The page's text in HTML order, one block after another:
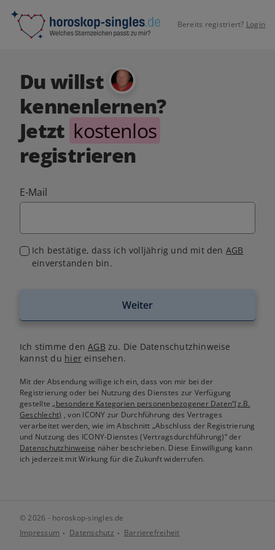
Bereits registriert? Login
Du willst
kennenlernen?
Jetzt kostenlos
registrieren
E-Mail
Ich bestätige, dass ich volljährig und mit den AGB
einverstanden bin.
Weiter
Ich stimme denAGB zu. Die Datenschutzhinweise
kannst du hiereinsehen.
Mit der Absendung willige ich ein, dass von mir bei der
Registrierung oder bei Nutzung des Dienstes zur Verfügung
gestellte„besondere Kategorien personenbezogener Daten“(z.B.
Geschlecht) , von ICONY zur Durchführung des Vertrages
verarbeitet werden, wie im Abschnitt „Abschluss der Registrierung
und Nutzung des ICONY-Dienstes (Vertragsdurchführung)“ der
Datenschutzhinweise näher beschrieben. Diese Einwilligung kann
ich jederzeit mit Wirkung für die Zukunft widerrufen.
© 2026 - horoskop-singles.de
Impressum
Datenschutz Barrierefreiheit